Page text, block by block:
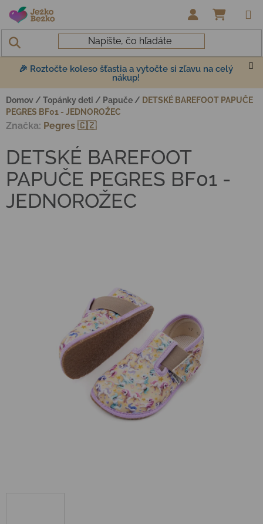
Prejsť na obsah
🎉 Roztočte koleso šťastia a vytočte si zľavu na celý
nákup!
Domov / Topánky deti / Papuče / DETSKÉ BAREFOOT PAPUČE
PEGRES BF01 - JEDNOROŽEC
DETSKÉ BAREFOOT
PAPUČE PEGRES BF01 -
JEDNOROŽEC
Značka: Pegres 🇨🇿